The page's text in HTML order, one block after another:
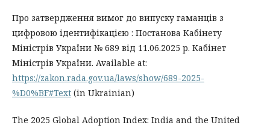
Про затвердження вимог до випуску гаманців з
цифровою ідентифікацією : Постанова Кабінету
Міністрів України № 689 від 11.06.2025 р. Кабінет
Міністрів України. Available at:
https://zakon.rada.gov.ua/laws/show/689-2025-
%D0%BF#Text (in Ukrainian)
The 2025 Global Adoption Index: India and the United